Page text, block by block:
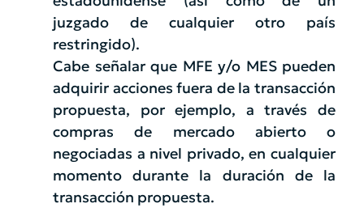
juzgado de cualquier otro país
restringido).
Cabe señalar que MFE y/o MES pueden
adquirir acciones fuera de la transacción
propuesta, por ejemplo, a través de
compras de mercado abierto o
negociadas a nivel privado, en cualquier
momento durante la duración de la
transacción propuesta.